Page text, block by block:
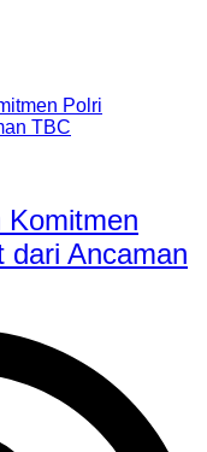
Komitmen
dari Ancaman